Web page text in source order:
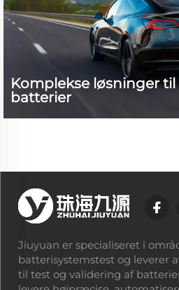
Komplekse løsninger
batterier
forskning og udvikling samt
hvilket øgede pålideligheden og
Jiuyuan er specialiseret i
batterisystemstest og leverer
til test og validering af